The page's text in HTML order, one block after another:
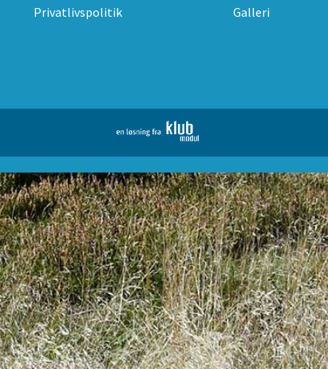
Privatlivspolitik
Galleri